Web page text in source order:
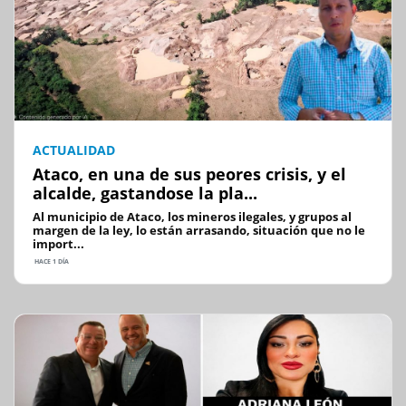
ACTUALIDAD
Ataco, en una de sus peores crisis, y el
alcalde, gastandose la pla...
Al municipio de Ataco, los mineros ilegales, y grupos al
margen de la ley, lo están arrasando, situación que no le
import...
HACE 1 DÍA